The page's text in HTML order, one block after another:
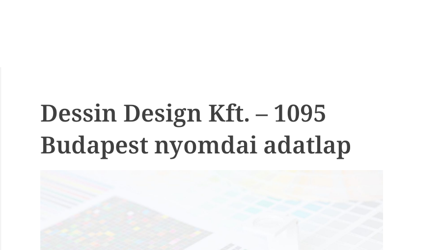
Dessin Design Kft. – 1095
Budapest nyomdai adatlap